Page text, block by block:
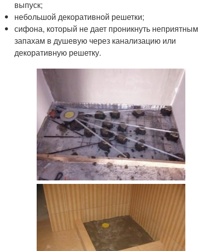
выпуск;
небольшой декоративной решетки;
сифона, который не дает проникнуть неприятным
запахам в душевую через канализацию или
декоративную решетку.